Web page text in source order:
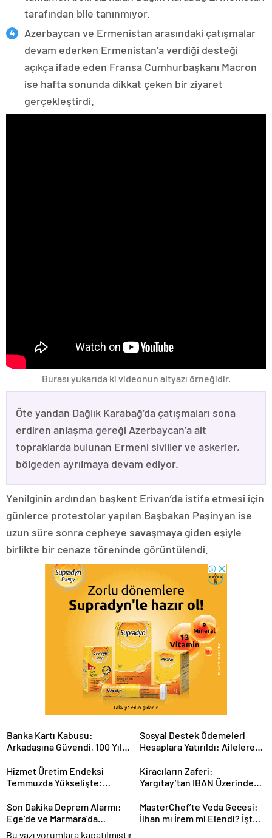
tarafından bile tanınmıyor.
Azerbaycan ve Ermenistan arasındaki çatışmalar
devam ederken Ermenistan’a verdiği desteği
açıkça ifade eden Fransa Cumhurbaşkanı Macron
ise hafta sonunda dikkat çeken bir ziyaret
gerçekleştirdi.
Burası yukarıda ki videonun altyazı örneğidir.
Öte yandan Dağlık Karabağ’da çatışmaları sona
erdiren anlaşma gereği Azerbaycan’a ait
topraklarda bulunan Ermeni siviller ve askerler,
bölgeden ayrılmaya devam ediyor.
Yenilginin ardından başkent Erivan’da istifa etmesi için
günlerce protestolar yapılan Başbakan Paşinyan ise
uzun süre sonra cepheye savaşmaya giden eşiyle
birlikte bir cenaze töreninde görüntülendi.
Banka Kartı Kabusu:
Arkadaşına Güvendi, 100 Yıl
Sosyal Destek Ödemeleri
Hesaplara Yatırıldı: Ailelere
Hizmet Üretim Endeksi
Temmuzda Yükselişte:
Kiracıların Zaferi:
Yargıtay’tan IBAN Üzerinden
Son Dakika Deprem Alarmı:
Ege’de ve Marmara’da
Sarsıntılar!
MasterChef’te Veda Gecesi:
İlhan mı İrem mi Elendi? İşte
Bu yazı yorumlara kapatılmıştır.